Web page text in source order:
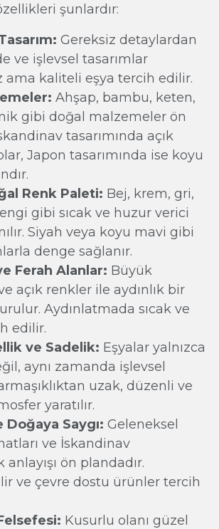
şunlardır:
Gereksiz detaylardan
ve işlevsel tasarımlar
ama kaliteli eşya tercih edilir.
Ahşap, bambu, keten,
gibi doğal malzemeler ön
tasarımında açık
Japon tasarımında ise koyu
Renk Paleti: Bej, krem, gri,
gibi sıcak ve huzur verici
Siyah veya koyu mavi gibi
denge sağlanır.
Ferah Alanlar: Büyük
açık renkler ile aydınlık bir
Aydınlatmada sıcak ve
edilir.
ve Sadelik: Eşyalar yalnızca
aynı zamanda işlevsel
uzak, düzenli ve
yaratılır.
Doğaya Saygı: Geleneksel
ve İskandinav
anlayışı ön plandadır.
ve çevre dostu ürünler tercih
Kusurlu olanı güzel